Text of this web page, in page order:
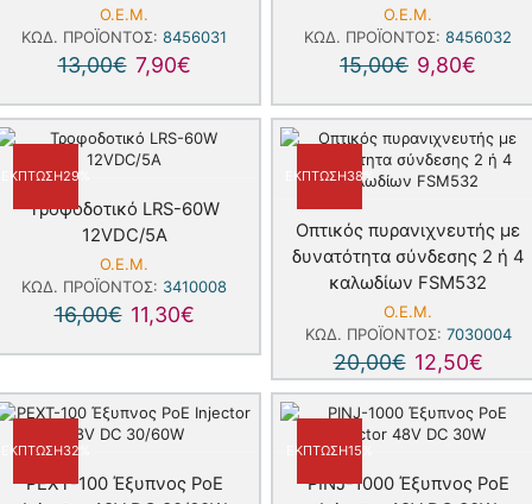
Ο.Ε.Μ.
ΚΩΔ. ΠΡΟΪΌΝΤΟΣ: 8456031
13,00€ 7,90€
Ο.Ε.Μ.
ΚΩΔ. ΠΡΟΪΌΝΤΟΣ: 8456032
15,00€ 9,80€
ΈΚΠΤΩΣΗ29%
Τροφοδοτικό LRS-60W
12VDC/5A
Ο.Ε.Μ.
ΚΩΔ. ΠΡΟΪΌΝΤΟΣ: 3410008
16,00€ 11,30€
ΈΚΠΤΩΣΗ38%
Οπτικός πυρανιχνευτής με
δυνατότητα σύνδεσης 2 ή 4
καλωδίων FSM532
Ο.Ε.Μ.
ΚΩΔ. ΠΡΟΪΌΝΤΟΣ: 7030004
20,00€ 12,50€
ΈΚΠΤΩΣΗ32%
PEXT-100 Έξυπνος PoE
ΈΚΠΤΩΣΗ15%
PINJ-1000 Έξυπνος PoE